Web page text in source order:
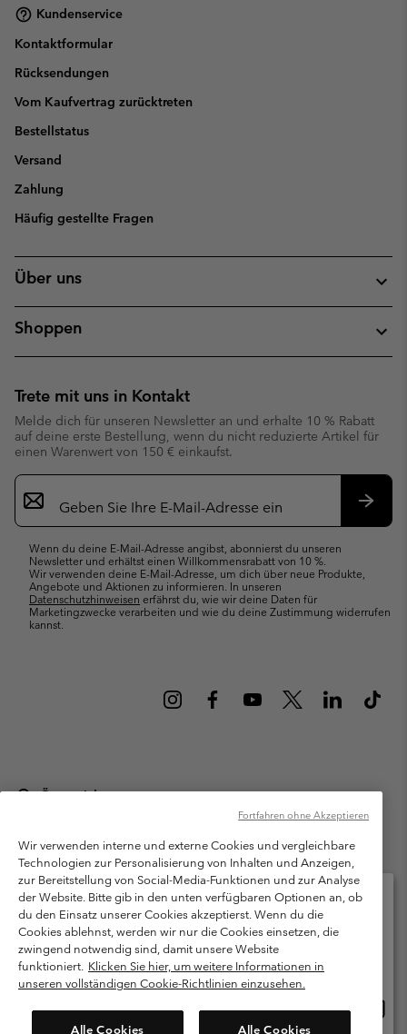
Kundenservice
Kontaktformular
Rücksendungen
Vom Kaufvertrag zurücktreten
Bestellstatus
Versand
Zahlung
Häufig gestellte Fragen
Über uns
Shoppen
Trete mit uns in Kontakt
Melde dich für unseren Newsletter an und erhalte 10 % Rabatt
auf deine erste Bestellung, wenn du nicht reduzierte Artikel für
einen Warenwert von 150 € einkaufst.
Newsletter-
Anmeldung
Wenn du deine E-Mail-Adresse angibst, abonnierst du unseren
Newsletter und erhältst einen Willkommensrabatt von 10 %.
Wir verwenden deine E-Mail-Adresse, um dich über neue Produkte,
Angebote und Aktionen zu informieren. In unseren
Datenschutzhinweisen erfährst du, wie wir deine Daten für
Marketingzwecke verarbeiten und wie du deine Zustimmung widerrufen
kannst.
Österreich
Columbia Sportswear Austria GmbH. Moosfeldstraße 1, 5101
Bergheim, Salzburg Österreich. Alle Rechte vorbehalten.
Nutzungsbedingungen
Allgemeine Verkaufsbedingungen
Garantie
Datenschutzerklärung
Bestimmungen und Bedingungen des Mitglieder Programms
Nutzungsbedingungen Für Nutzergenerierte Inhalte
Cookies
Kundenservice: Mo- Fr. 9:00 - 13:00 & 14:00- 18:00 Uhr
Wir verwenden interne und externe Cookies und vergleichbare
Technologien zur Personalisierung von Inhalten und Anzeigen,
zur Bereitstellung von Social-Media-Funktionen und zur Analyse
der Website. Bitte gib in den unten verfügbaren Optionen an, ob
du den Einsatz unserer Cookies akzeptierst. Wenn du die
Cookies ablehnst, werden wir nur die Cookies einsetzen, die
zwingend notwendig sind, damit unsere Website
funktioniert. Klicken Sie hier, um weitere Informationen in
unseren vollständigen Cookie-Richtlinien einzusehen.
Alle Cookies Alle Cookies
Fortfahren ohne Akzeptieren
Bitte wählen Sie Ihr Lieferland und Ihre Sprache
Online-Einkauf verfügbar